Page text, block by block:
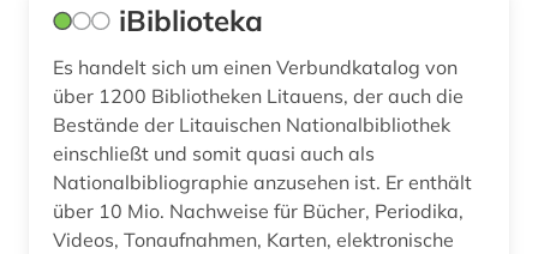
bildungsgeschichte (1)
bildungspolitik (1)
biografie (1)
biographie (2)
biomedizin (1)
iBiblioteka
Es handelt sich um einen Verbundkatalog von
über 1200 Bibliotheken Litauens, der auch die
Bestände der Litauischen Nationalbibliothek
einschließt und somit quasi auch als
Nationalbibliographie anzusehen ist. Er enthält
über 10 Mio. Nachweise für Bücher, Periodika,
Videos, Tonaufnahmen, Karten, elektronische